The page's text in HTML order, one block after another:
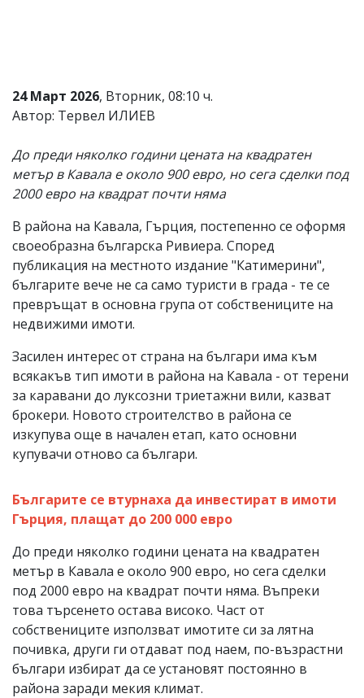
от
читателите
и
не
носи
отговорност
за
Ако
откриете
обиден
за
вас
коментар,
моля
сигнализирайте
24 Март 2026, Вторник, 08:10 ч.
Автор: Тервел ИЛИЕВ
До преди няколко години цената на квадратен
метър в Кавала е около 900 евро, но сега сделки под
2000 евро на квадрат почти няма
В района на Кавала, Гърция, постепенно се оформя
своеобразна българска Ривиера. Според
публикация на местното издание "Катимерини",
българите вече не са само туристи в града - те се
превръщат в основна група от собствениците на
недвижими имоти.
Засилен интерес от страна на българи има към
всякакъв тип имоти в района на Кавала - от терени
за каравани до луксозни триетажни вили, казват
брокери. Новото строителство в района се
изкупува още в начален етап, като основни
купувачи отново са българи.
Българите се втурнаха да инвестират в имоти
Гърция, плащат до 200 000 евро
До преди няколко години цената на квадратен
метър в Кавала е около 900 евро, но сега сделки
под 2000 евро на квадрат почти няма. Въпреки
това търсенето остава високо. Част от
собствениците използват имотите си за лятна
почивка, други ги отдават под наем, по-възрастни
българи избират да се установят постоянно в
района заради мекия климат.